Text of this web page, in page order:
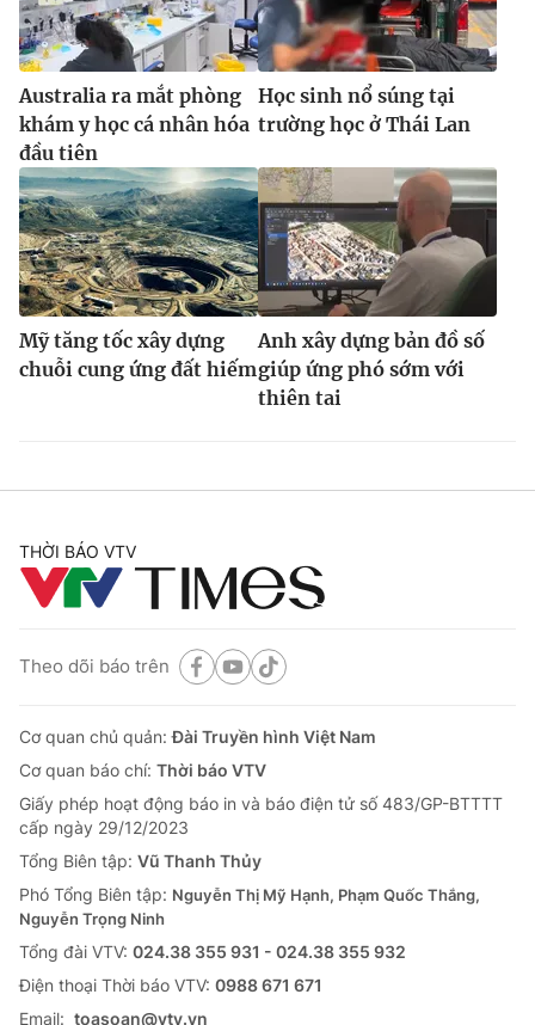
Australia ra mắt phòng
khám y học cá nhân hóa
đầu tiên
Học sinh nổ súng tại
trường học ở Thái Lan
Mỹ tăng tốc xây dựng
chuỗi cung ứng đất hiếm
Anh xây dựng bản đồ số
giúp ứng phó sớm với
thiên tai
THỜI BÁO VTV
Theo dõi báo trên
Cơ quan chủ quản:Đài Truyền hình Việt Nam
Cơ quan báo chí: Thời báo VTV
Giấy phép hoạt động báo in và báo điện tử số 483/GP-BTTTT
cấp ngày 29/12/2023
Tổng Biên tập: Vũ Thanh Thủy
Phó Tổng Biên tập: Nguyễn Thị Mỹ Hạnh, Phạm Quốc Thắng,
Nguyễn Trọng Ninh
Tổng đài VTV: 024.38 355 931 - 024.38 355 932
Ðiện thoại Thời báo VTV: 0988 671 671
Email: toasoan@vtv.vn